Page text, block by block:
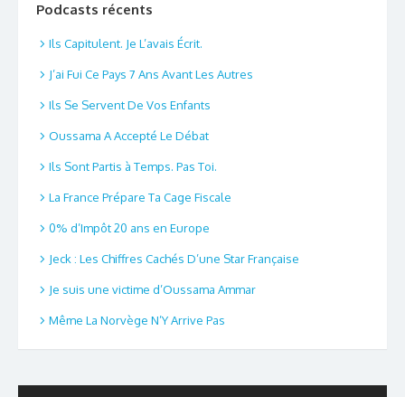
Podcasts récents
Ils Capitulent. Je L’avais Écrit.
J’ai Fui Ce Pays 7 Ans Avant Les Autres
Ils Se Servent De Vos Enfants
Oussama A Accepté Le Débat
Ils Sont Partis à Temps. Pas Toi.
La France Prépare Ta Cage Fiscale
0% d’Impôt 20 ans en Europe
Jeck : Les Chiffres Cachés D’une Star Française
Je suis une victime d’Oussama Ammar
Même La Norvège N’Y Arrive Pas